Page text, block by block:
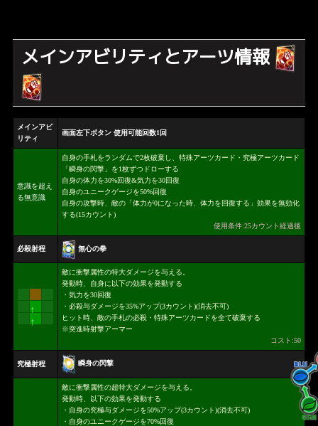
メインアビリティとアーツ情報
メインアビ
リティ
画面左下ボタン 使用可能回数1回
意識を超え
る無意識
自身の手札をランダムで2枚破棄し、特殊アーツカード・究極アーツカード
「瞬身の閃撃」を1枚ずつドローする
自身の体力を30%回復&気力を30回復
自身のユニークゲージを50%回復
自身の攻撃時、敵の「体力が0になった時、体力を回復する」効果を無効化
する(15カウント)
使用条件:25カウント経過後
必殺射程 無心の拳
↑
↑
敵に衝撃属性の特大ダメージを与える。
発動時、自身に以下の効果を発動する
・気力を30回復
・必殺与ダメージを35%アップ(3カウント)(消去不可)
ヒット時、敵の手札の必殺・特殊アーツカードを全て破棄する
※突進時射撃アーマー
コスト:50
究極射程 瞬身の閃撃
敵に衝撃属性の超特大ダメージを与える。
発動時、以下の効果を発動する
・自身の究極与ダメージを50%アップ(3カウント)(消去不可)
・自身のユニークゲージを70%回復